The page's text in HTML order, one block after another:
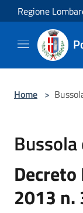
Salta al contenuto
Regione
Home >
2013 n.